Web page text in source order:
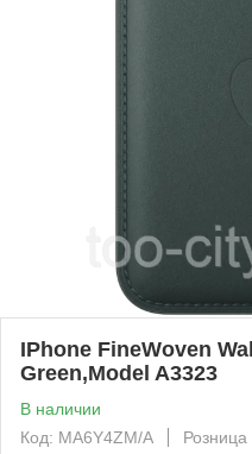
IPhone FineWoven
Green,Model A3323
В наличии
Код: MA6Y4ZM/A
Розница